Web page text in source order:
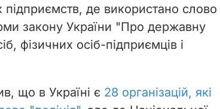
підприємств, де використано слово
закону України "Про державну
фізичних осіб-підприємців і
що в Україні є 28 організацій, які